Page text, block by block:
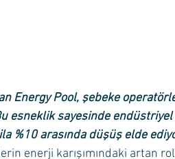
Energy Pool, şebeke
esneklik sayesinde
%10 arasında düşüş elde
enerji karışımındaki artan